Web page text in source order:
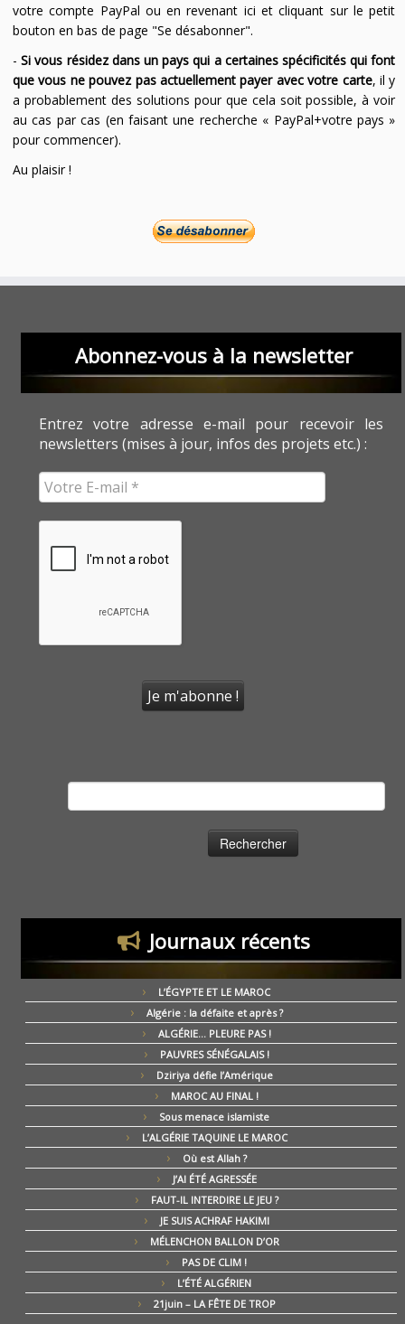
votre compte PayPal ou en revenant ici et cliquant sur le petit
bouton en bas de page "Se désabonner".
-Si vous résidez dans un pays qui a certaines spécificités qui font
que vous ne pouvez pas actuellement payer avec votre carte, il y
a probablement des solutions pour que cela soit possible, à voir
au cas par cas (en faisant une recherche « PayPal+votre pays »
pour commencer).
Au plaisir !
Abonnez-vous à la newsletter
Entrez votre adresse e-mail pour recevoir les
newsletters (mises à jour, infos des projets etc.) :
Journaux récents
L’ÉGYPTE ET LE MAROC
Algérie : la défaite et après ?
ALGÉRIE… PLEURE PAS !
PAUVRES SÉNÉGALAIS !
Dziriya défie l’Amérique
MAROC AU FINAL !
Sous menace islamiste
L’ALGÉRIE TAQUINE LE MAROC
Où est Allah ?
J’AI ÉTÉ AGRESSÉE
FAUT-IL INTERDIRE LE JEU ?
JE SUIS ACHRAF HAKIMI
MÉLENCHON BALLON D’OR
PAS DE CLIM !
L’ÉTÉ ALGÉRIEN
21juin – LA FÊTE DE TROP